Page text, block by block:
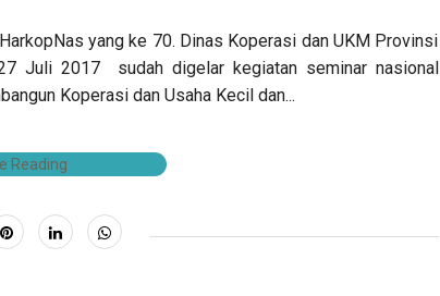
yang ke 70. Dinas Koperasi dan UKM Provinsi
Juli 2017 sudah digelar kegiatan seminar nasional
Koperasi dan Usaha Kecil dan...
Reading